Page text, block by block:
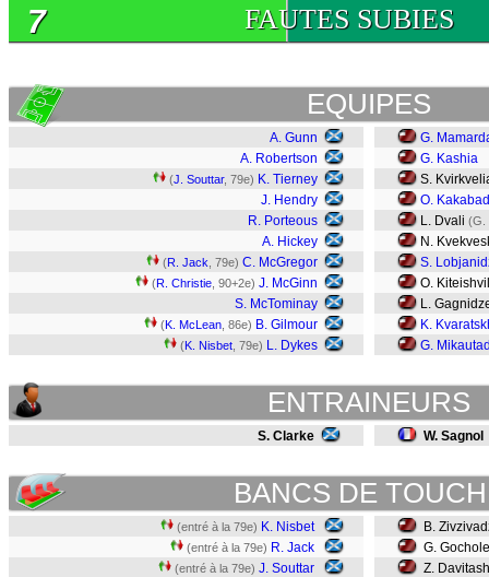
FAUTES SUBIES
7
EQUIPES
A. Gunn
A. Robertson
(J. Souttar, 79e) K. Tierney
J. Hendry
R. Porteous
A. Hickey
(R. Jack , 79e) C. McGregor
(R. Christie , 90+2e) J. McGinn
S. McTominay
(K. McLean , 86e) B. Gilmour
(K. Nisbet , 79e) L. Dykes
G.
G. Kashia
S.
O.
L. Dvali (G.
N.
S.
O.
L.
K.
G.
ENTRAINEURS
S. Clarke W. Sagnol
BANCS DE
(entré à la 79e) K. Nisbet
(entré à la 79e) R. Jack
(entré à la 79e) J. Souttar
B.
G.
Z.